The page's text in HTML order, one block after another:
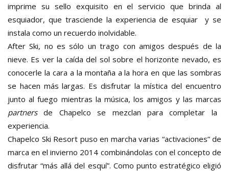
imprime su sello exquisito en el servicio que brinda al
esquiador, que trasciende la experiencia de esquiar y se
instala como un recuerdo inolvidable.
After Ski, no es sólo un trago con amigos después de la
nieve. Es ver la caída del sol sobre el horizonte nevado, es
conocerle la cara a la montaña a la hora en que las sombras
se hacen más largas. Es disfrutar la mística del encuentro
junto al fuego mientras la música, los amigos y las marcas
partnersde Chapelco se mezclan para completar la
experiencia.
Chapelco Ski Resort puso en marcha varias “activaciones” de
marca en el invierno 2014 combinándolas con el concepto de
disfrutar “más allá del esquí”. Como punto estratégico eligió